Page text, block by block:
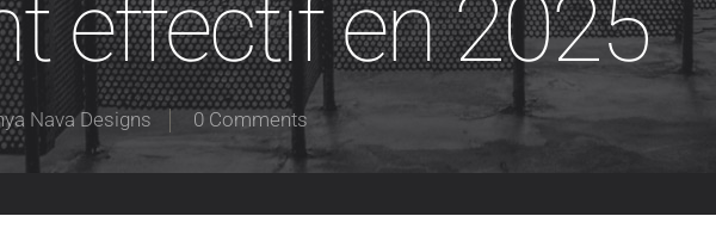
effectif en 2025
Nava Designs 0 Comments